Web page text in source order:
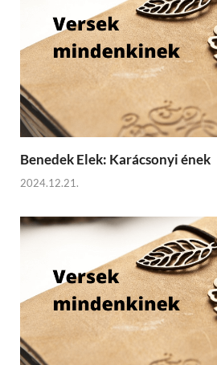
Benedek Elek: Karácsonyi ének
2024.12.21.